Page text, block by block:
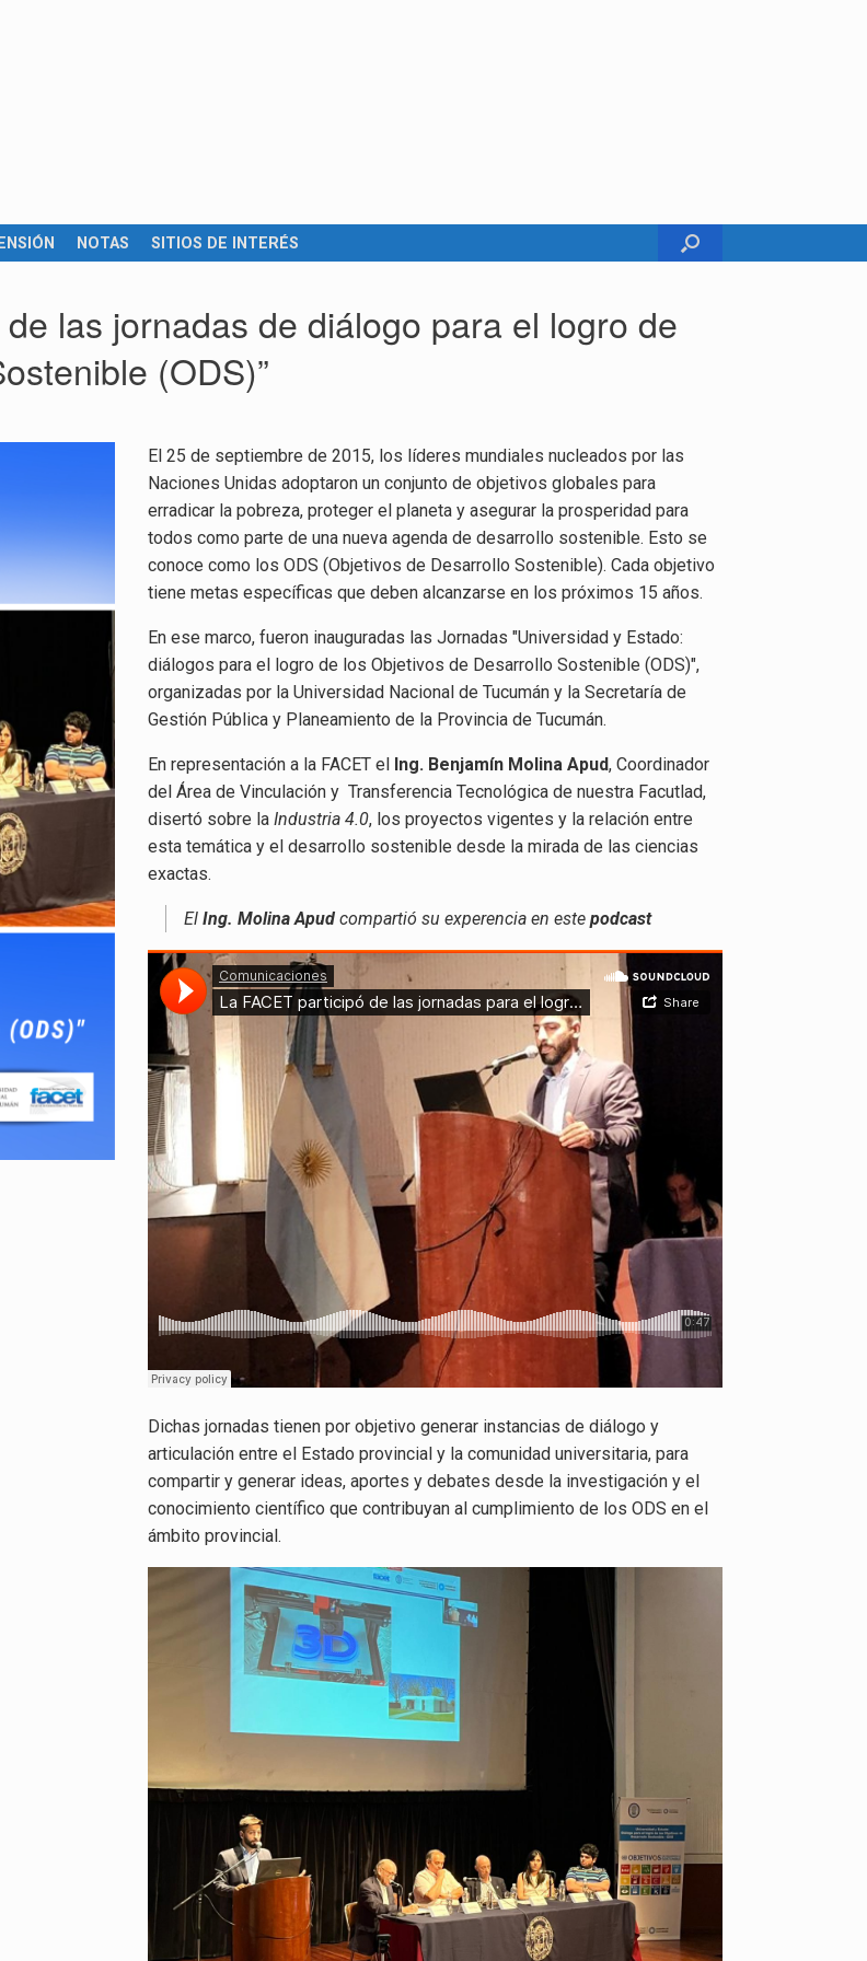
NOTAS SITIOS DE INTERÉS
las jornadas de diálogo para el logro de
(ODS)”
El 25 de septiembre de 2015, los líderes mundiales nucleados por las
Naciones Unidas adoptaron un conjunto de objetivos globales para
erradicar la pobreza, proteger el planeta y asegurar la prosperidad para
todos como parte de una nueva agenda de desarrollo sostenible. Esto se
conoce como los ODS (Objetivos de Desarrollo Sostenible). Cada objetivo
tiene metas específicas que deben alcanzarse en los próximos 15 años.
En ese marco, fueron inauguradas las Jornadas "Universidad y Estado:
diálogos para el logro de los Objetivos de Desarrollo Sostenible (ODS)",
organizadas por la Universidad Nacional de Tucumán y la Secretaría de
Gestión Pública y Planeamiento de la Provincia de Tucumán.
En representación a la FACET el Ing. Benjamín Molina Apud, Coordinador
del Área de Vinculación y Transferencia Tecnológica de nuestra Facutlad,
disertó sobre la Industria 4.0, los proyectos vigentes y la relación entre
esta temática y el desarrollo sostenible desde la mirada de las ciencias
exactas.
El Ing. Molina Apud compartió su experencia en este podcast
Dichas jornadas tienen por objetivo generar instancias de diálogo y
articulación entre el Estado provincial y la comunidad universitaria, para
compartir y generar ideas, aportes y debates desde la investigación y el
conocimiento científico que contribuyan al cumplimiento de los ODS en el
ámbito provincial.